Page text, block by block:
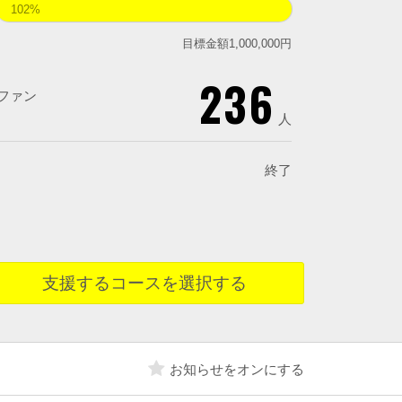
102%
目標金額1,000,000円
ァン 236 人
終了
支援するコースを選択する
お知らせをオンにする